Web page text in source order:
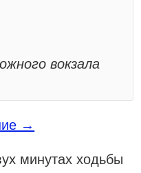
вокзала
→
минутах ходьбы